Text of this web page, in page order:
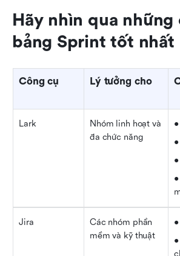
Hãy nhìn qua những
bảng Sprint tốt nhất
Công cụ Lý tưởng cho
Lark
Nhóm linh hoạt và
đa chức năng
Jira
Các nhóm phần
mềm và kỹ thuật